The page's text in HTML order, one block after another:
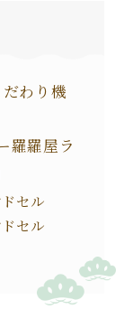
わり機
羅羅屋ラ
セル
セル